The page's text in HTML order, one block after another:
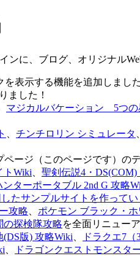
ンに、ブログ、オリジナル
表示する機能を追加しまし
ました！
マジカルバケーション 5つの
チンチロリン シミュレータ
ージ（このページです）の
トWiki 聖剣伝説4・
ターポータブル 2nd G 攻略
たサンプルサイトを作ってい
攻略 ポケモン ブラック・
の探検隊攻略を全面リニュー
(DS版) 攻略Wiki ドラクエ7
ドラゴンクエストモンスタ